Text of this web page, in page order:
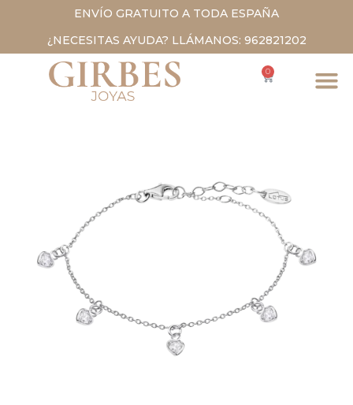
ENVÍO GRATUITO A TODA ESPAÑA
¿NECESITAS AYUDA? LLÁMANOS: 962821202
0